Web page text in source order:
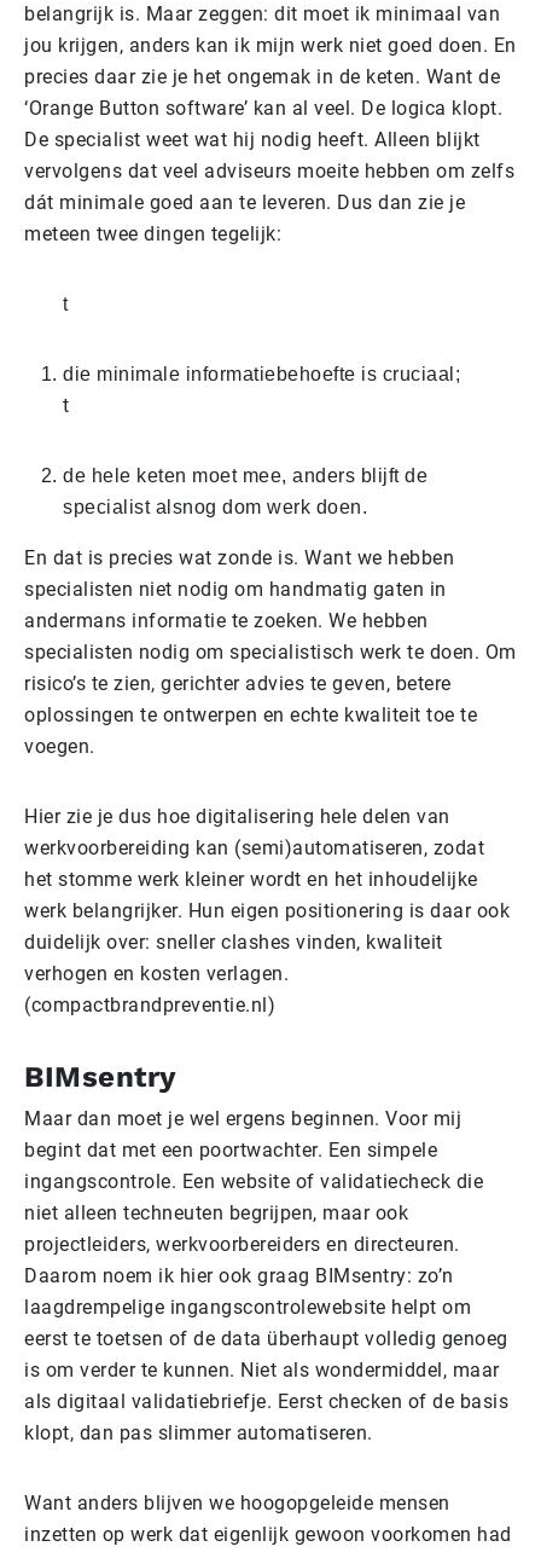
belangrijk is. Maar zeggen: dit moet ik minimaal van
jou krijgen, anders kan ik mijn werk niet goed doen. En
precies daar zie je het ongemak in de keten. Want de
‘Orange Button software’ kan al veel. De logica klopt.
De specialist weet wat hij nodig heeft. Alleen blijkt
vervolgens dat veel adviseurs moeite hebben om zelfs
dát minimale goed aan te leveren. Dus dan zie je
meteen twee dingen tegelijk:
t
die minimale informatiebehoefte is cruciaal;
t
de hele keten moet mee, anders blijft de
specialist alsnog dom werk doen.
En dat is precies wat zonde is. Want we hebben
specialisten niet nodig om handmatig gaten in
andermans informatie te zoeken. We hebben
specialisten nodig om specialistisch werk te doen. Om
risico’s te zien, gerichter advies te geven, betere
oplossingen te ontwerpen en echte kwaliteit toe te
voegen.
Hier zie je dus hoe digitalisering hele delen van
werkvoorbereiding kan (semi)automatiseren, zodat
het stomme werk kleiner wordt en het inhoudelijke
werk belangrijker. Hun eigen positionering is daar ook
duidelijk over: sneller clashes vinden, kwaliteit
verhogen en kosten verlagen.
(compactbrandpreventie.nl)
BIMsentry
Maar dan moet je wel ergens beginnen. Voor mij
begint dat met een poortwachter. Een simpele
ingangscontrole. Een website of validatiecheck die
niet alleen techneuten begrijpen, maar ook
projectleiders, werkvoorbereiders en directeuren.
Daarom noem ik hier ook graag BIMsentry: zo’n
laagdrempelige ingangscontrolewebsite helpt om
eerst te toetsen of de data überhaupt volledig genoeg
is om verder te kunnen. Niet als wondermiddel, maar
als digitaal validatiebriefje. Eerst checken of de basis
klopt, dan pas slimmer automatiseren.
Want anders blijven we hoogopgeleide mensen
inzetten op werk dat eigenlijk gewoon voorkomen had